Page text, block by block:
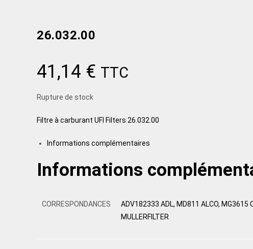
26.032.00
41,14 € TTC
Rupture de stock
Filtre à carburant UFI Filters 26.032.00
Informations complémentaires
Informations
CORRESPONDANCES
ADV182333 ADL, MD811 ALCO, MG3615
MULLERFILTER